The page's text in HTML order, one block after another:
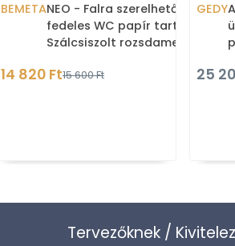
BEMETANEO - Falra szerelhető,
fedeles WC papír tartó -
Szálcsiszolt rozsdamentes
14 820 Ft15 600 Ft
GEDY
25
Tervezőknek /